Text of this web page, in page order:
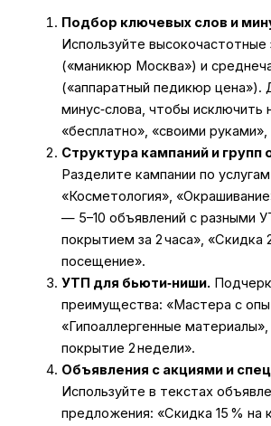
Подбор ключевых слов и
Используйте высокочастотные
(«маникюр Москва») и
(«аппаратный педикюр цена»).
минус‑слова, чтобы исключить
«бесплатно», «своими руками»,
Структура кампаний и групп
Разделите кампании по
«Косметология»,
— 5–10 объявлений с разными
покрытием за 2 часа», «Скидка
посещение».
УТП для бьюти‑ниши.
преимущества: «Мастера с
«Гипоаллергенные материалы»,
покрытие 2 недели».
Объявления с акциями и
Используйте в текстах
предложения: «Скидка 15 % на